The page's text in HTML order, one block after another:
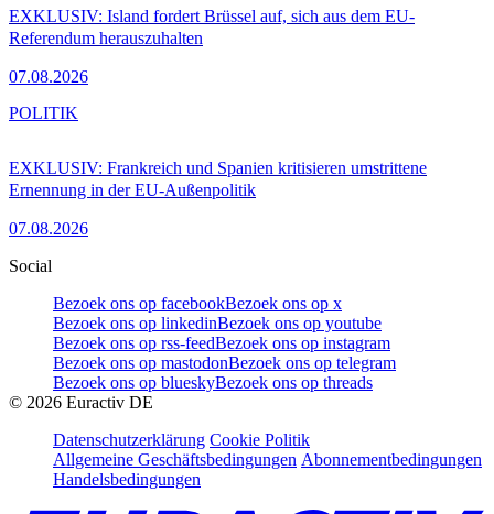
EXKLUSIV: Island fordert Brüssel auf, sich aus dem EU-
Referendum herauszuhalten
07.08.2026
EXKLUSIV: Frankreich und Spanien kritisieren umstrittene
Ernennung in der EU-Außenpolitik
07.08.2026
POLITIK
Social
Bezoek ons op facebookBezoek ons op x
Bezoek ons op linkedinBezoek ons op youtube
Bezoek ons op rss-feedBezoek ons op instagram
Bezoek ons op mastodonBezoek ons op telegram
Bezoek ons op blueskyBezoek ons op threads
© 2026 Euractiv DE
Datenschutzerklärung Cookie Politik
Allgemeine Geschäftsbedingungen Abonnementbedingungen
Handelsbedingungen